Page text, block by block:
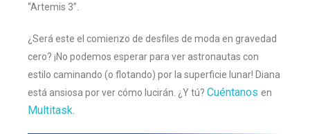
“Artemis 3”.
¿Será este el comienzo de desfiles de moda en gravedad
cero? ¡No podemos esperar para ver astronautas con
estilo caminando (o flotando) por la superficie lunar! Diana
está ansiosa por ver cómo lucirán. ¿Y tú? Cuéntanos en
Multitask